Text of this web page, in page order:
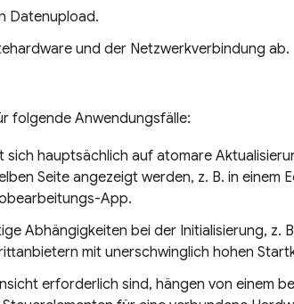
Datenupload.
und der Netzwerkverbindung ab.
folgende Anwendungsfälle:
hauptsächlich auf atomare
Seite angezeigt werden, z. B. in einem
App.
Abhängigkeiten bei der Initialisierung, z.
mit unerschwinglich hohen
erforderlich sind, hängen von einem